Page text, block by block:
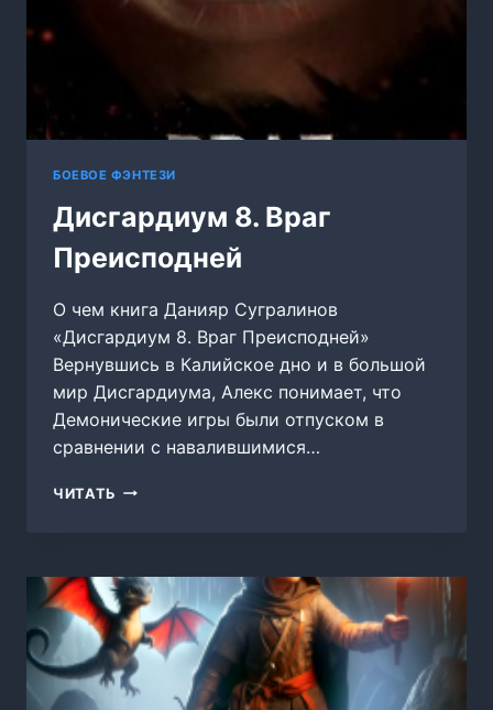
БОЕВОЕ ФЭНТЕЗИ
Дисгардиум 8. Враг
Преисподней
О чем книга Данияр Сугралинов
«Дисгардиум 8. Враг Преисподней»
Вернувшись в Калийское дно и в большой
мир Дисгардиума, Алекс понимает, что
Демонические игры были отпуском в
сравнении с навалившимися…
ЧИТАТЬ ДИСГАРДИУМ